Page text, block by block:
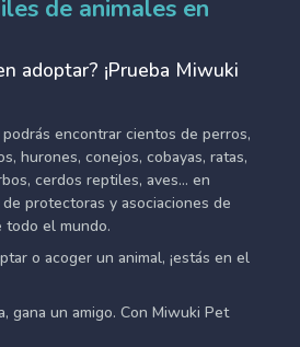
de animales en
adoptar? ¡Prueba Miwuki
encontrar cientos de perros,
hurones, conejos, cobayas, ratas,
cerdos reptiles, aves... en
protectoras y asociaciones de
todo el mundo.
o acoger un animal, ¡estás en el
gana un amigo. Con Miwuki Pet